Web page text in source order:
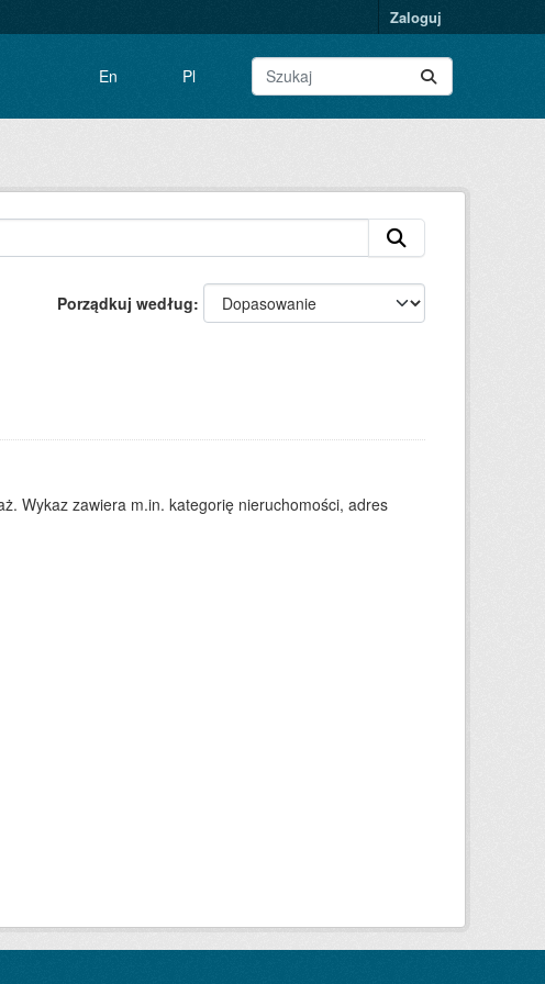
Zaloguj
En Pl
Porządkuj według
Wykaz zawiera m.in. kategorię nieruchomości, adres